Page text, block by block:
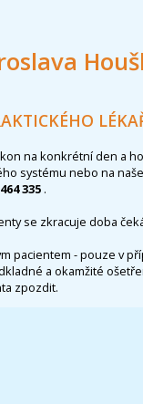
na konkrétní den a
systému nebo na
335 .
se zkracuje doba
- pouze v
a okamžité
zpozdit.